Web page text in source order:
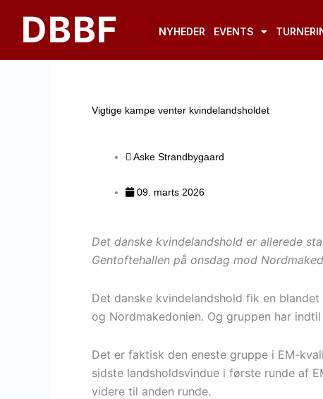
indholdetDBBF NYHEDER EVENTS
Vigtige kampe venter kvindelandsholdet
Aske Strandbygaard
09. marts 2026
Det danske kvindelandshold er allerede
Gentoftehallen på onsdag mod
Det danske kvindelandshold fik en
og Nordmakedonien. Og gruppen har
Det er faktisk den eneste gruppe i EM-
sidste landsholdsvindue i første runde af
videre til anden runde.